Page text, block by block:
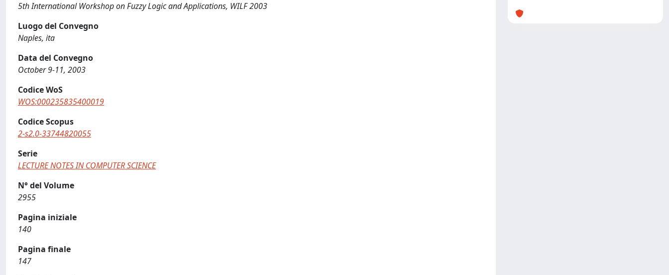
5th International Workshop on Fuzzy Logic and Applications, WILF 2003
Luogo del Convegno
Naples, ita
Data del Convegno
October 9-11, 2003
Codice WoS
WOS:000235835400019
Codice Scopus
2-s2.0-33744820055
Serie
LECTURE NOTES IN COMPUTER SCIENCE
N° del Volume
2955
Pagina iniziale
140
Pagina finale
147